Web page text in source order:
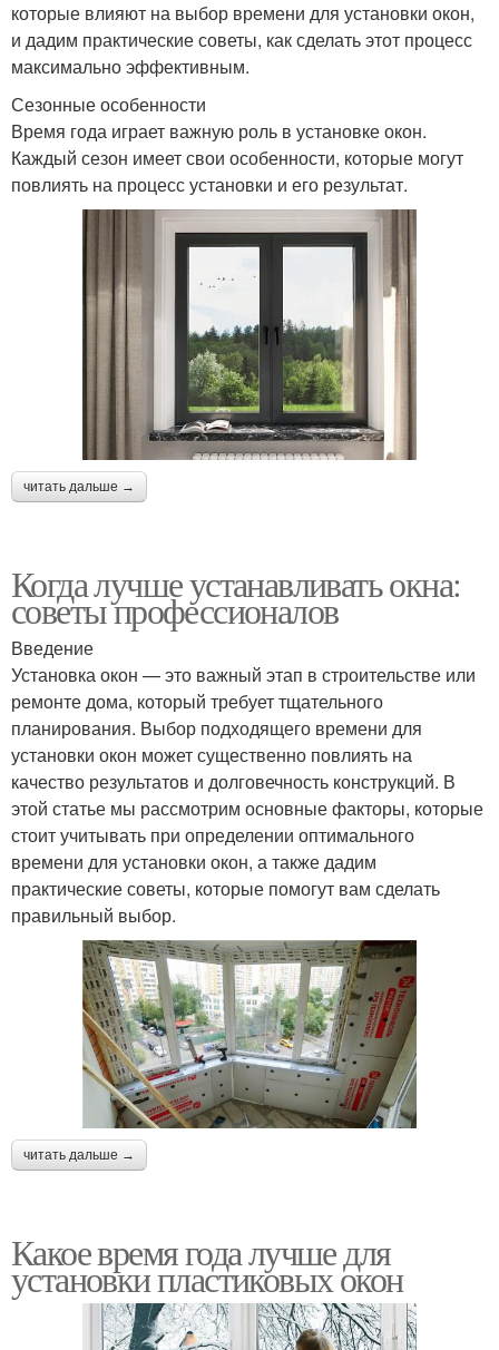
которые влияют на выбор времени для установки окон,
и дадим практические советы, как сделать этот процесс
максимально эффективным.
Сезонные особенности
Время года играет важную роль в установке окон.
Каждый сезон имеет свои особенности, которые могут
повлиять на процесс установки и его результат.
читать дальше →
Когда лучше устанавливать окна:
советы профессионалов
Введение
Установка окон — это важный этап в строительстве или
ремонте дома, который требует тщательного
планирования. Выбор подходящего времени для
установки окон может существенно повлиять на
качество результатов и долговечность конструкций. В
этой статье мы рассмотрим основные факторы, которые
стоит учитывать при определении оптимального
времени для установки окон, а также дадим
практические советы, которые помогут вам сделать
правильный выбор.
читать дальше →
Какое время года лучше для
установки пластиковых окон